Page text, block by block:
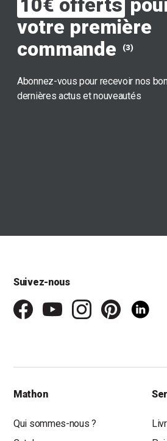
10€ offerts
votre première
commande
(3)
Abonnez-vous pour recevoir nos
dernières actus et nouveautés
Suivez-nous
Mathon
Qui sommes-nous ?